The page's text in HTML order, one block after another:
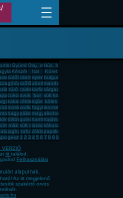
sütemény, rágcsa, tészta
fűszerGyümölcsOlaj, zsíradékHús, húskészítmény
dobozos, konzerv étel
jégkrém
Készétel Ital
Köret
sütőtökzsemleeper bulgur
görögdinnye
szőlőuborkamandarin
túró csirkecomb
karfiolsárgadinnye
sajt
cukoravokádó
bor sült krumpli
kakaós csiga
céklatojásfehérje
köles
rozskenyér
vodkafagyi lencse
hagymapálinkamogyoróalkohol
töltött káposzta
quinoahamburger
hajdina
kenyér
mák sült csirkecomb
lazackókuszzsír
joghurttofu zöldalmapaprikás krumpli
gesztenye
1 2 3 4 5 6 7 8 9 10
VERZIÓ
itt találod.
Felhasználási
alapulnak.
Az itt megjelenő
szakértő orvos